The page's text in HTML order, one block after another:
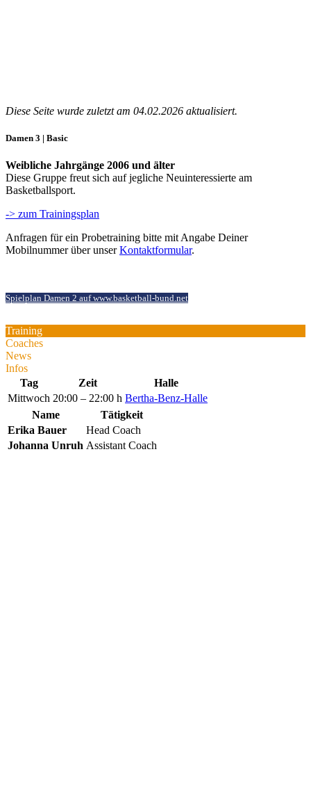
Diese Seite wurde zuletzt am 04.02.2026 aktualisiert.
Damen 3 | Basic
Weibliche Jahrgänge 2006 und älter
Diese Gruppe freut sich auf jegliche Neuinteressierte am
Basketballsport.
-> zum Trainingsplan
Anfragen für ein Probetraining bitte mit Angabe Deiner
Mobilnummer über unserKontaktformular.
Spielplan Damen 2 auf www.basketball-bund.net
Training
Coaches
News
Infos
Tag
Zeit
Halle
Mittwoch 20:00 – 22:00 h Bertha-Benz-Halle
Name
Tätigkeit
Erika Bauer
Head Coach
Johanna Unruh Assistant Coach